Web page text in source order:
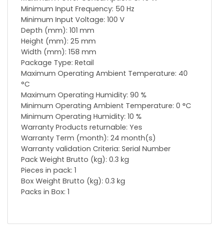
Minimum Input Frequency: 50 Hz
Minimum Input Voltage: 100 V
Depth (mm): 101 mm
Height (mm): 25 mm
Width (mm): 158 mm
Package Type: Retail
Maximum Operating Ambient Temperature: 40
°C
Maximum Operating Humidity: 90 %
Minimum Operating Ambient Temperature: 0 °C
Minimum Operating Humidity: 10 %
Warranty Products returnable: Yes
Warranty Term (month): 24 month(s)
Warranty validation Criteria: Serial Number
Pack Weight Brutto (kg): 0.3 kg
Pieces in pack: 1
Box Weight Brutto (kg): 0.3 kg
Packs in Box: 1